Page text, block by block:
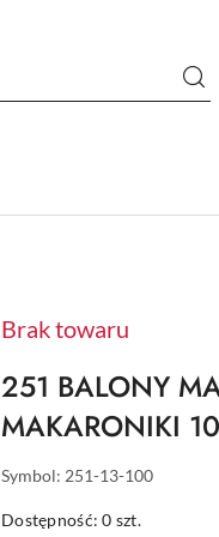
Brak towaru
251 BALONY
MAKARONIKI
Symbol: 251-13-100
Dostępność:0 szt.